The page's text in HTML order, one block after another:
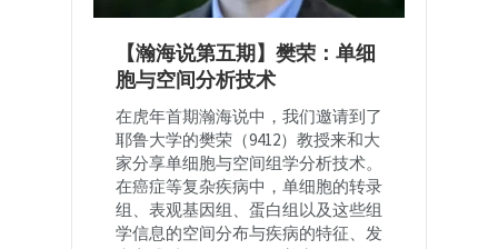
【瀚海说第五期】樊荣：单细
胞与空间分析技术
在虎年首期瀚海说中，我们邀请到了
耶鲁大学的樊荣（9412）教授来和大
家分享单细胞与空间组学分析技术。
在癌症等复杂疾病中，单细胞的转录
组、表观基因组、蛋白组以及这些组
学信息的空间分布与疾病的特征、发